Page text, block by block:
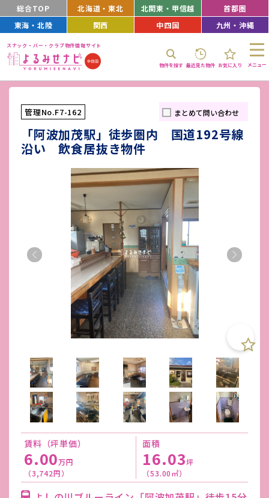
総合TOP 北海道・東北 北関東・甲信越
首都圏
東海・北陸
関西 中四国 九州・沖縄
スナック・バー・クラブ物件情報サイト
物件を探す 最近見た物件 お気に入り メニュー
管理No.F7-162 まとめて問い合わせ
「阿波加茂駅」徒歩圏内 国道192号線
沿い 飲食居抜き物件
賃料（坪単価）
6.00万円
（3,742円）
面積
16.03坪
（53.00㎡）